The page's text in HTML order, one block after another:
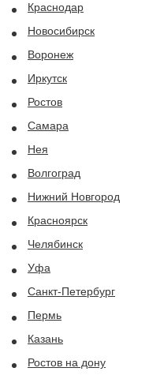
Краснодар
Новосибирск
Воронеж
Иркутск
Ростов
Самара
Нея
Волгоград
Нижний Новгород
Красноярск
Челябинск
Уфа
Санкт-Петербург
Пермь
Казань
Ростов на дону